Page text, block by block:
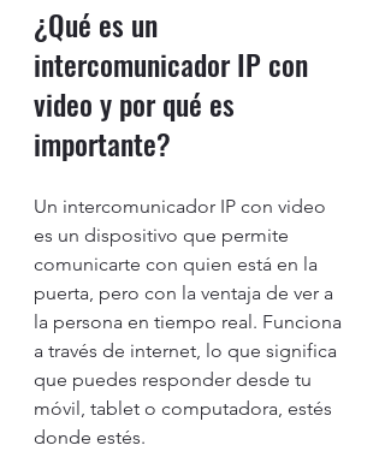
¿Qué es un
intercomunicador IP con
video y por qué es
importante?
Un intercomunicador IP con video
es un dispositivo que permite
comunicarte con quien está en la
puerta, pero con la ventaja de ver a
la persona en tiempo real. Funciona
a través de internet, lo que significa
que puedes responder desde tu
móvil, tablet o computadora, estés
donde estés.